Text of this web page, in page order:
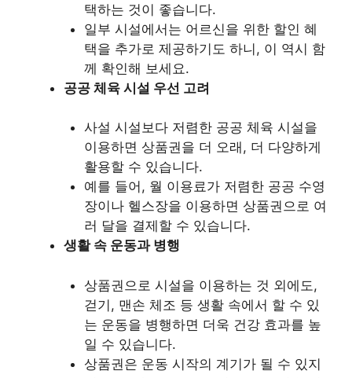
택하는 것이 좋습니다.
일부 시설에서는 어르신을 위한 할인 혜
택을 추가로 제공하기도 하니, 이 역시 함
께 확인해 보세요.
공공 체육 시설 우선 고려
사설 시설보다 저렴한 공공 체육 시설을
이용하면 상품권을 더 오래, 더 다양하게
활용할 수 있습니다.
예를 들어, 월 이용료가 저렴한 공공 수영
장이나 헬스장을 이용하면 상품권으로 여
러 달을 결제할 수 있습니다.
생활 속 운동과 병행
상품권으로 시설을 이용하는 것 외에도,
걷기, 맨손 체조 등 생활 속에서 할 수 있
는 운동을 병행하면 더욱 건강 효과를 높
일 수 있습니다.
상품권은 운동 시작의 계기가 될 수 있지